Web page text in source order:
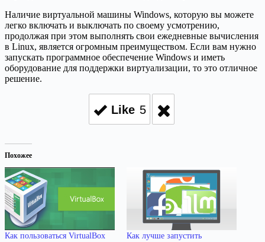
Наличие виртуальной машины Windows, которую вы можете
легко включать и выключать по своему усмотрению,
продолжая при этом выполнять свои ежедневные вычисления
в Linux, является огромным преимуществом. Если вам нужно
запускать программное обеспечение Windows и иметь
оборудование для поддержки виртуализации, то это отличное
решение.
Like 5
Похожее
Как пользоваться VirtualBox
Как лучше запустить